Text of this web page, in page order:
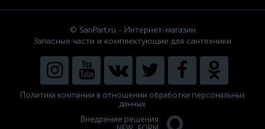
© SanPart.ru - Интернет-магазин
Запасные части и комплектующие для сантехники
Политика компании в отношении обработки персональных
данных
Внедрение решения